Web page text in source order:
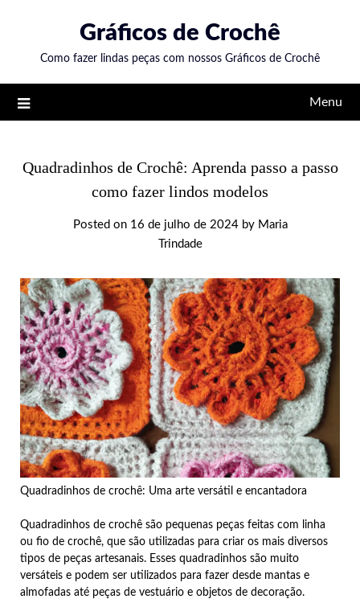
content
Gráficos de Crochê
Como fazer lindas peças com nossos Gráficos de Crochê
Menu
Quadradinhos de Crochê: Aprenda passo a passo
como fazer lindos modelos
Posted on 16 de julho de 2024by Maria
Trindade
Quadradinhos de crochê: Uma arte versátil e encantadora
Quadradinhos de crochê são pequenas peças feitas com linha
ou fio de crochê, que são utilizadas para criar os mais diversos
tipos de peças artesanais. Esses quadradinhos são muito
versáteis e podem ser utilizados para fazer desde mantas e
almofadas até peças de vestuário e objetos de decoração.